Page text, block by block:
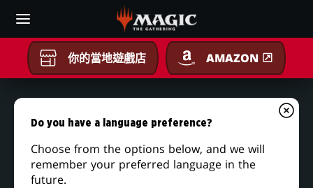
main
content
你的當地遊戲店 AMAZON
魔
魔法風雲會～刺客教條
Do you have a language preference?
Choose from the options below, and we will
remember your preferred language in the
future.